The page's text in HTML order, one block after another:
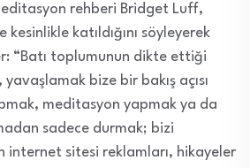
rehberi Bridget Luff,
kesinlikle katıldığını söyleyerek
“Batı toplumunun dikte ettiği
bize bir bakış açısı
meditasyon yapmak ya da
sadece durmak; bizi
internet sitesi reklamları, hikayeler